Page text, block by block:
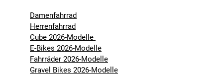
Damenfahrrad
Herrenfahrrad
Cube 2026-Modelle
E-Bikes 2026-Modelle
Fahrräder 2026-Modelle
Gravel Bikes 2026-Modelle